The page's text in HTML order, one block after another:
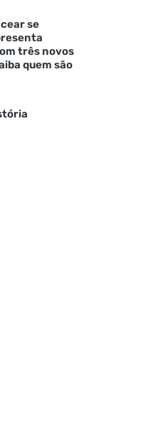
se
três novos
quem são